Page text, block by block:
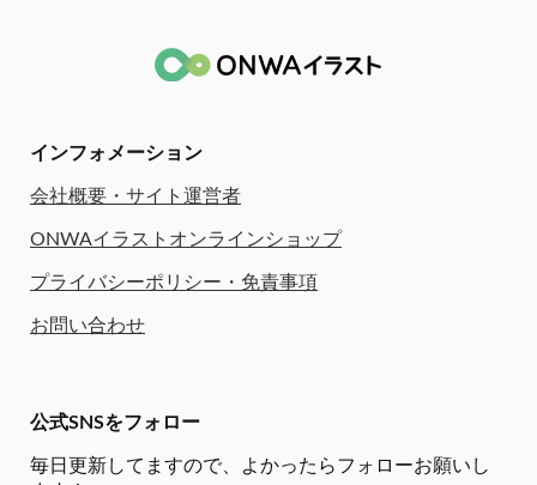
インフォメーション
会社概要・サイト運営者
ONWAイラストオンラインショップ
プライバシーポリシー・免責事項
お問い合わせ
公式SNSをフォロー
毎日更新してますので、
よかったらフォローお願いし